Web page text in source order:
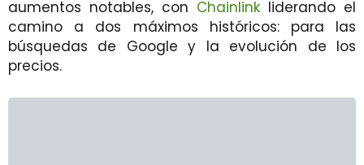
aumentos notables, con Chainlink liderando el
camino a dos máximos históricos: para las
búsquedas de Google y la evolución de los
precios.